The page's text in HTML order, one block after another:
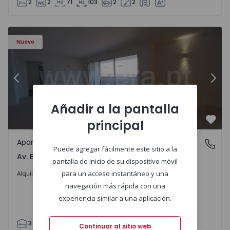
2 2 71 103 2 2
Nuevo
Apartamento T3 Porto, Av. Boavista - 1575472 - 5
Anterior
Av. Boavista, Porto
Apartamento
Av. Boavista, Porto
Alquilar 2.300 €/mes
3 142 2 4
Añadir a la pantalla
principal
Puede agregar fácilmente este sitio a la
pantalla de inicio de su dispositivo móvil
para un acceso instantáneo y una
navegación más rápida con una
experiencia similar a una aplicación.
Continuar al sitio web